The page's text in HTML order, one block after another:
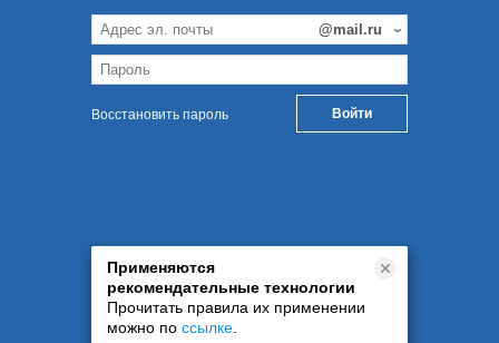
Восстановить пароль
Применяются
рекомендательные технологии
Прочитать правила их применении
можно по ссылке